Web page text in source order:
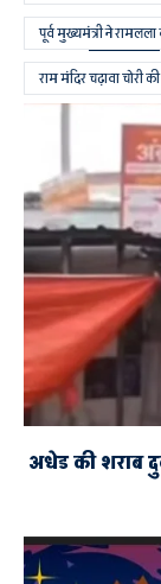
पूर्व मुख्यमंत्री ने
राम मंदिर चढ़ावा चोरी
अधेड की शराब